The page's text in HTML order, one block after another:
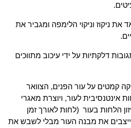
ניקוז וניקוי הלימפה ומגביר את
דלקתיות על ידי עיכוב מתווכים
קמטים על עור הפנים, הצוואר
אינטנסיבית לעור, ויוצרת מאגרי
הלחות בעור (לחות לאורך זמן
את מבנה העור מבלי לשבש את